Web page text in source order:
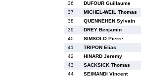
36
DUFOUR Guillaume
37
MICHEL-WEIL Thomas
38
QUENNEHEN Sylvain
39
DREY Benjamin
40
SIMSOLO Pierre
41
TRIPON Elias
42
HINARD Jeremy
43
SACKSICK Thomas
44
SEIMANDI Vincent